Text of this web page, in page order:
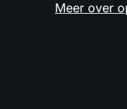
Meer over